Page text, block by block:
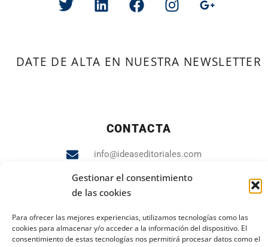
Gestionar el consentimiento
de las cookies
Para ofrecer las mejores experiencias, utilizamos tecnologías como las
cookies para almacenar y/o acceder a la información del dispositivo. El
consentimiento de estas tecnologías nos permitirá procesar datos como el
DATE DE ALTA EN NUESTRA NEWSLETTER
CONTACTA
info@ideaseditoriales.com
93 423 84 04